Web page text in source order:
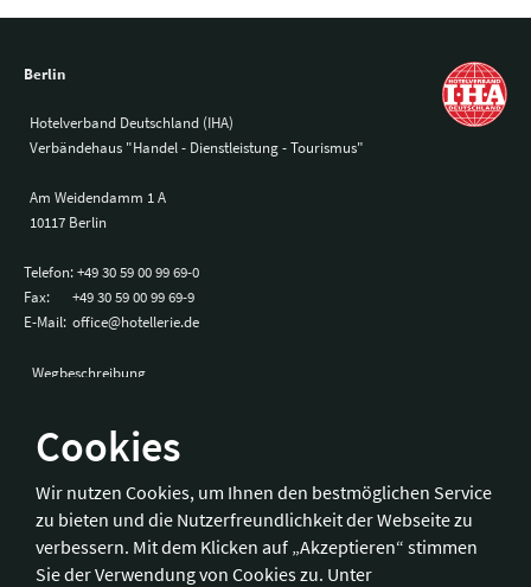
Cookies
Wir nutzen Cookies, um Ihnen den bestmöglichen Service
zu bieten und die Nutzerfreundlichkeit der Webseite zu
verbessern. Mit dem Klicken auf „Akzeptieren“ stimmen
Sie der Verwendung von Cookies zu. Unter
Berlin
Hotelverband Deutschland (IHA)
Verbändehaus "Handel - Dienstleistung - Tourismus"
Am Weidendamm 1 A
10117 Berlin
Telefon:+49 30 59 00 99 69-0
Fax:
+49 30 59 00 99 69-9
E-Mail: office@hotellerie.de
Wegbeschreibung
Hotelverband Deutschland (IHA) / IHA-Service GmbH
Kronprinzenstraße 37